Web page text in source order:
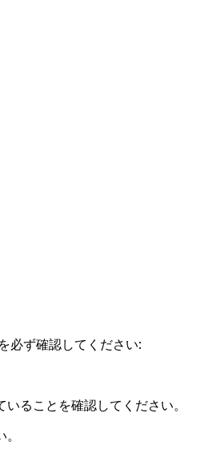
必ず確認してください:
ることを確認してください。